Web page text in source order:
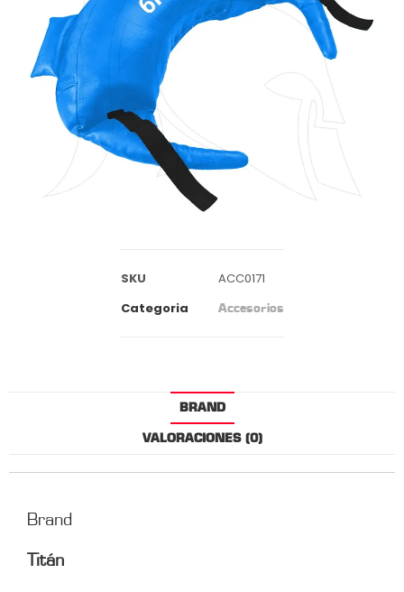
SKU
ACC0171
Categoria
Accesorios
BRAND
VALORACIONES (0)
Brand
Titán